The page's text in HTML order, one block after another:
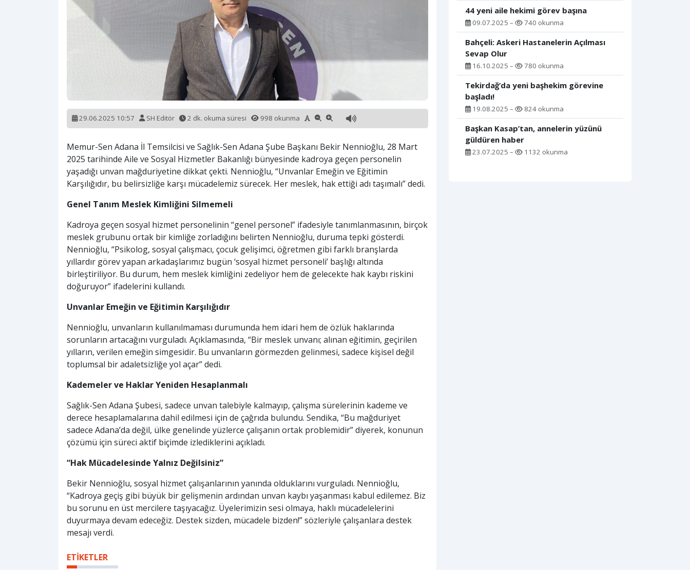
29.06.2025 10:57 SH Editör 2 dk. okuma süresi 998 okunma
Memur-Sen Adana İl Temsilcisi ve Sağlık-Sen Adana Şube Başkanı Bekir Nennioğlu, 28 Mart
2025 tarihinde Aile ve Sosyal Hizmetler Bakanlığı bünyesinde kadroya geçen personelin
yaşadığı unvan mağduriyetine dikkat çekti. Nennioğlu, “Unvanlar Emeğin ve Eğitimin
Karşılığıdır, bu belirsizliğe karşı mücadelemiz sürecek. Her meslek, hak ettiği adı taşımalı” dedi.
Genel Tanım Meslek Kimliğini Silmemeli
Kadroya geçen sosyal hizmet personelinin “genel personel” ifadesiyle tanımlanmasının, birçok
meslek grubunu ortak bir kimliğe zorladığını belirten Nennioğlu, duruma tepki gösterdi.
Nennioğlu, “Psikolog, sosyal çalışmacı, çocuk gelişimci, öğretmen gibi farklı branşlarda
yıllardır görev yapan arkadaşlarımız bugün ‘sosyal hizmet personeli’ başlığı altında
birleştiriliyor. Bu durum, hem meslek kimliğini zedeliyor hem de gelecekte hak kaybı riskini
doğuruyor” ifadelerini kullandı.
Unvanlar Emeğin ve Eğitimin Karşılığıdır
Nennioğlu, unvanların kullanılmaması durumunda hem idari hem de özlük haklarında
sorunların artacağını vurguladı. Açıklamasında, “Bir meslek unvanı; alınan eğitimin, geçirilen
yılların, verilen emeğin simgesidir. Bu unvanların görmezden gelinmesi, sadece kişisel değil
toplumsal bir adaletsizliğe yol açar” dedi.
Kademeler ve Haklar Yeniden Hesaplanmalı
Sağlık-Sen Adana Şubesi, sadece unvan talebiyle kalmayıp, çalışma sürelerinin kademe ve
derece hesaplamalarına dahil edilmesi için de çağrıda bulundu. Sendika, “Bu mağduriyet
sadece Adana’da değil, ülke genelinde yüzlerce çalışanın ortak problemidir” diyerek, konunun
çözümü için süreci aktif biçimde izlediklerini açıkladı.
“Hak Mücadelesinde Yalnız Değilsiniz”
Bekir Nennioğlu, sosyal hizmet çalışanlarının yanında olduklarını vurguladı. Nennioğlu,
“Kadroya geçiş gibi büyük bir gelişmenin ardından unvan kaybı yaşanması kabul edilemez. Biz
bu sorunu en üst mercilere taşıyacağız. Üyelerimizin sesi olmaya, haklı mücadelelerini
duyurmaya devam edeceğiz. Destek sizden, mücadele bizden!” sözleriyle çalışanlara destek
mesajı verdi.
ETİKETLER
44 yeni aile hekimi görev başına
09.07.2025 – 740 okunma
Bahçeli: Askeri Hastanelerin Açılması
Sevap Olur
16.10.2025 – 780 okunma
Tekirdağ’da yeni başhekim görevine
başladı!
19.08.2025 – 824 okunma
Başkan Kasap’tan, annelerin yüzünü
güldüren haber
23.07.2025 – 1132 okunma